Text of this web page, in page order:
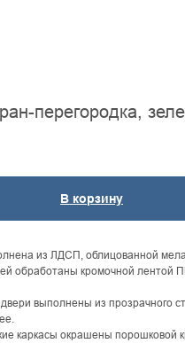
перегородка,
В корзину
из ЛДСП, облицованной
обработаны кромочной лентой
выполнены из прозрачного
каркасы окрашены порошковой